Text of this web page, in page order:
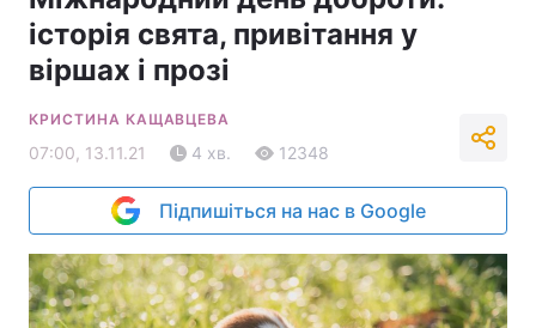
історія свята, привітання у
віршах і прозі
КРИСТИНА КАЩАВЦЕВА
07:00, 13.11.21 4 хв. 12348
Підпишіться на нас в Google